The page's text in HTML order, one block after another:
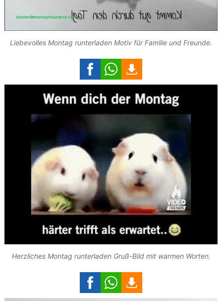
Liebevolles Montag runterladen Motiv für Familie und Freunde.
Herzliches Montag runterladen Gruß-Bild mit warmen Worten.